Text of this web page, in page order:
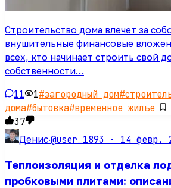
Строительство дома влечет за
внушительные финансовые
всех, кто начинает строить свой
собственности…
11 1#загородный дом#
дома#бытовка#временное жилье
37
Денис·@user_1893 · 14 февр.
Теплоизоляция и отделка
пробковыми плитами: